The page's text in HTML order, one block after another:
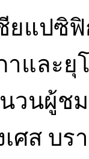
ยแปซิ
าและ
วนผู้ช
เศส บ